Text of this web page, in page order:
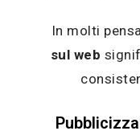
In molti
sul web